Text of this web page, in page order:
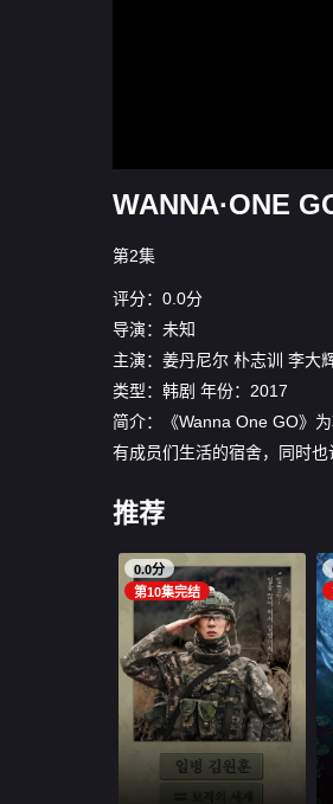
WANNA·ONE
第2集
评分：0.0分
导演：未知
主演： 姜丹尼尔 朴志训 李大
类型： 韩剧 年份： 2017
简介：《Wanna One GO》
有成员们生活的宿舍，同时
推荐
0.0分
第10集完结